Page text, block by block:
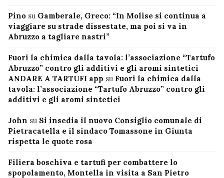
Pino su Gamberale, Greco: “In Molise si continua a
viaggiare su strade dissestate, ma poi si va in
Abruzzo a tagliare nastri”
Fuori la chimica dalla tavola: l’associazione “Tartufo
Abruzzo” contro gli additivi e gli aromi sintetici
ANDARE A TARTUFI app su Fuori la chimica dalla
tavola: l’associazione “Tartufo Abruzzo” contro gli
additivi e gli aromi sintetici
John su Si insedia il nuovo Consiglio comunale di
Pietracatella e il sindaco Tomassone in Giunta
rispetta le quote rosa
Filiera boschiva e tartufi per combattere lo
spopolamento, Montella in visita a San Pietro